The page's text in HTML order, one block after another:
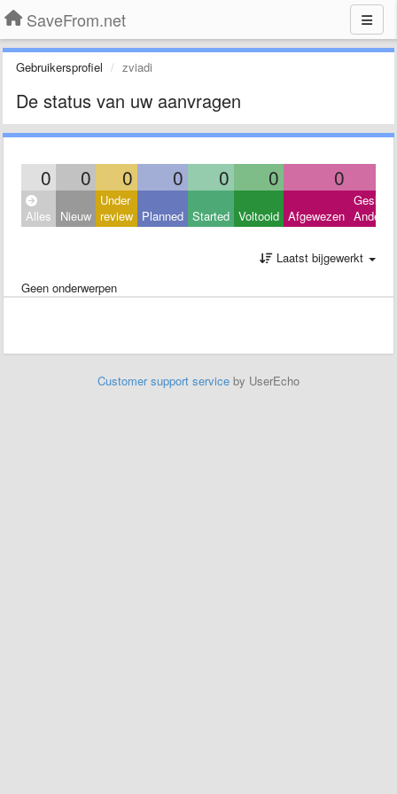
SaveFrom.net
Gebruikersprofiel zviadi
De status van uw aanvragen
0 0 0 0 0 0 0
Alles Nieuw
Under
review Planned Started Voltooid Afgewezen Andere
Laatst bijgewerkt
Geen onderwerpen
Customer support service by UserEcho